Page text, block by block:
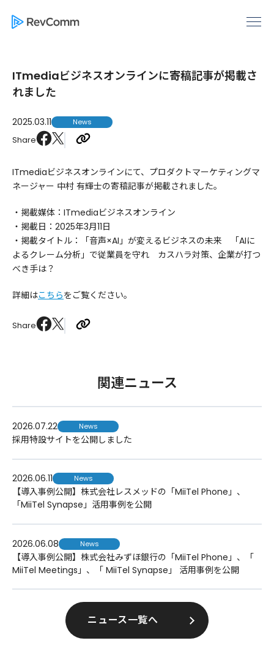
ITmediaビジネスオンラインに寄稿記事が掲載さ
れました
2025.03.11 News
Share
ITmediaビジネスオンラインにて、プロダクトマーケティングマ
ネージャー 中村 有輝士の寄稿記事が掲載されました。
・掲載媒体：ITmediaビジネスオンライン
・掲載日：2025年3月11日
・掲載タイトル：「音声×AI」が変えるビジネスの未来 「AIに
よるクレーム分析」で従業員を守れ カスハラ対策、企業が打つ
べき手は？
詳細はこちらをご覧ください。
Share
関連ニュース
2026.07.22 News
採用特設サイトを公開しました
2026.06.11 News
【導入事例公開】株式会社レスメッドの「MiiTel Phone」、
「MiiTel Synapse」活用事例を公開
2026.06.08 News
【導入事例公開】株式会社みずほ銀行の「MiiTel Phone」、「
MiiTel Meetings」、「 MiiTel Synapse」 活用事例を公開
ニュース一覧へ